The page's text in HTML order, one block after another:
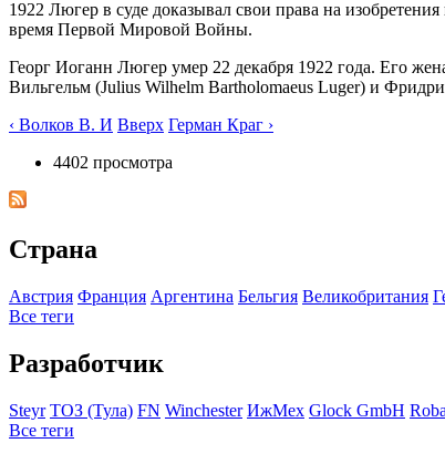
1922 Люгер в суде доказывал свои права на
время Первой Мировой Войны.
Георг Иоганн Люгер умер 22 декабря 1922 года. Его
Вильгельм (Julius Wilhelm Bartholomaeus Luger) и
‹ Волков В. И Вверх Герман Краг ›
4402 просмотра
Страна
Австрия Франция Аргентина Бельгия Великобритания
Все теги
Разработчик
Steyr ТОЗ (Тула) FN Winchester ИжМех Glock GmbH
Все теги